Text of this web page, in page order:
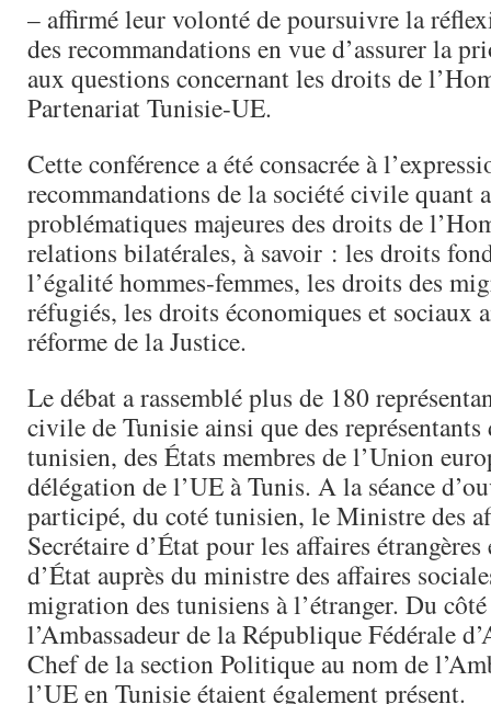
– affirmé leur volonté de poursuivre la
des recommandations en vue d’assurer la
aux questions concernant les droits de
Partenariat Tunisie-UE.
Cette conférence a été consacrée à
recommandations de la société civile quant
problématiques majeures des droits de
relations bilatérales, à savoir : les droits
l’égalité hommes-femmes, les droits des
réfugiés, les droits économiques et sociaux
réforme de la Justice.
Le débat a rassemblé plus de 180
civile de Tunisie ainsi que des
tunisien, des États membres de l’Union
délégation de l’UE à Tunis. A la séance
participé, du coté tunisien, le Ministre des
Secrétaire d’État pour les affaires
d’État auprès du ministre des affaires
migration des tunisiens à l’étranger. Du
l’Ambassadeur de la République Fédérale
Chef de la section Politique au nom de
l’UE en Tunisie étaient également présent.